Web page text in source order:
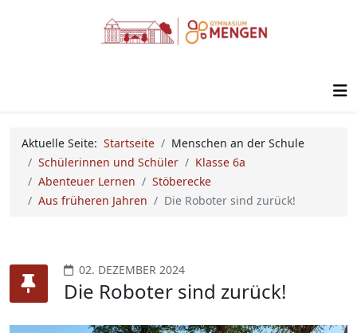
Aktuelle Seite: Startseite
Menschen an der Schule
Schülerinnen und Schüler
Klasse 6a
Abenteuer Lernen
Stöberecke
Aus früheren Jahren
Die Roboter sind zurück!
02. DEZEMBER 2024
Die Roboter sind zurück!